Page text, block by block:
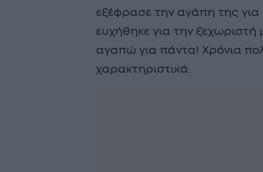
εξέφρασε την αγάπη της για
ευχήθηκε για την ξεχωριστή
αγαπώ για πάντα! Χρόνια
χαρακτηριστικά.